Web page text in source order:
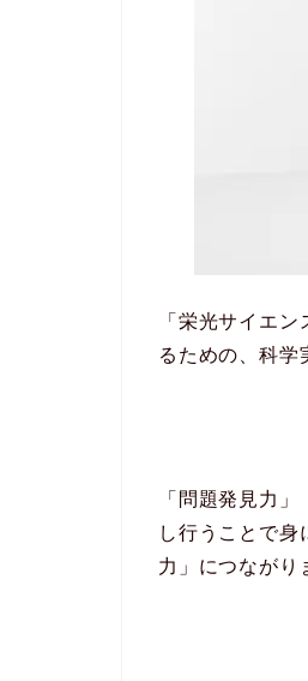
「栄光サイエ
るための、科学
「問題発見力
し行うことで
力」につながり